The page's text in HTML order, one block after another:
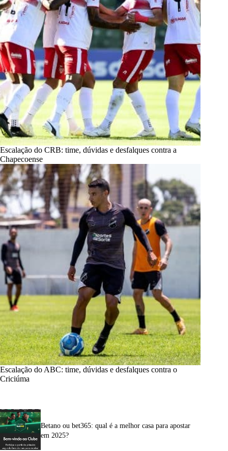
Escalação do CRB: time, dúvidas e desfalques contra a
Chapecoense
Escalação do ABC: time, dúvidas e desfalques contra o
Criciúma
Betano ou bet365: qual é a melhor casa para apostar
em 2025?